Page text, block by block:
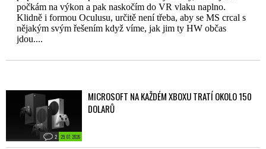
29. 07. 2026
2
MICROSOFT NA KAŽDÉM XBOXU TRATÍ OKOLO 150
DOLARŮ